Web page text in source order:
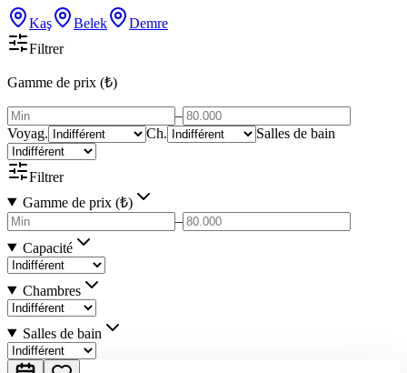
Kaş Belek
Demre
Filtrer
Gamme de prix (₺)
–
Voyag.
Ch. Salles de bain
Filtrer
Gamme de prix (₺)
–
Capacité
Chambres
Salles de bain